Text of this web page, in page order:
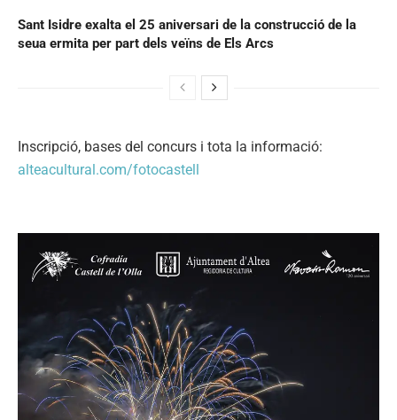
Sant Isidre exalta el 25 aniversari de la construcció de la
seua ermita per part dels veïns de Els Arcs
Inscripció, bases del concurs i tota la informació:
alteacultural.com/fotocastell